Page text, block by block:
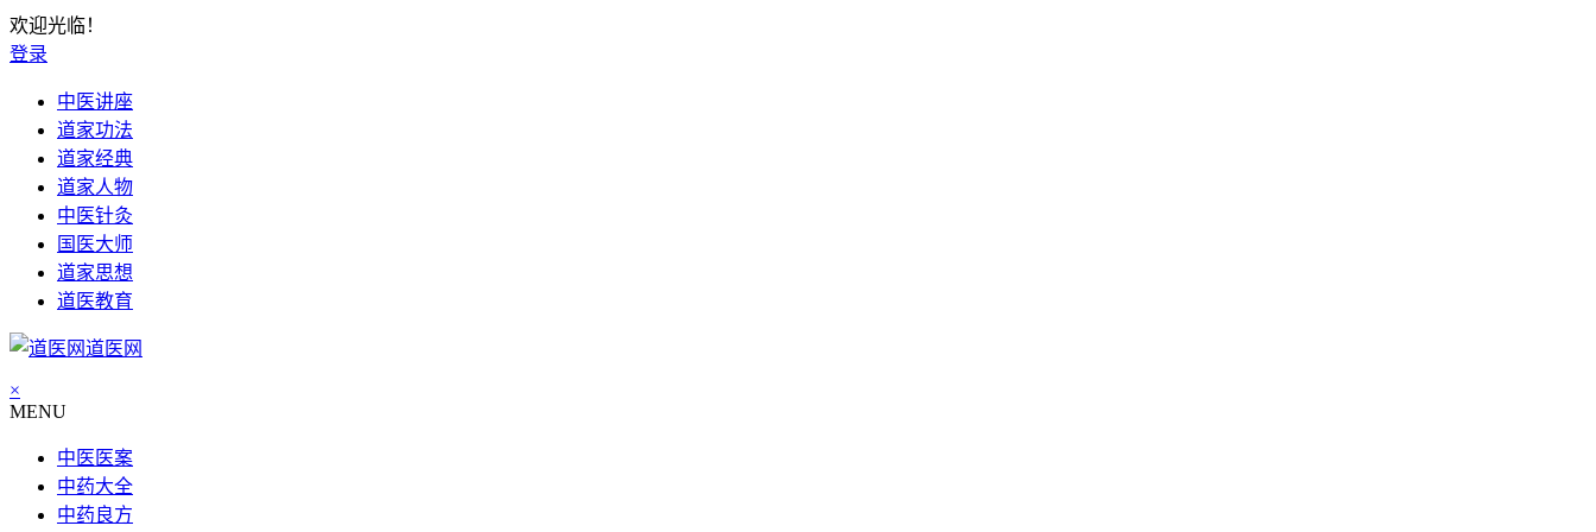
欢迎光临！
登录
中医讲座
道家功法
道家经典
道家人物
中医针灸
国医大师
道家思想
道医教育
道医网
×
MENU
中医医案
中药大全
中药良方